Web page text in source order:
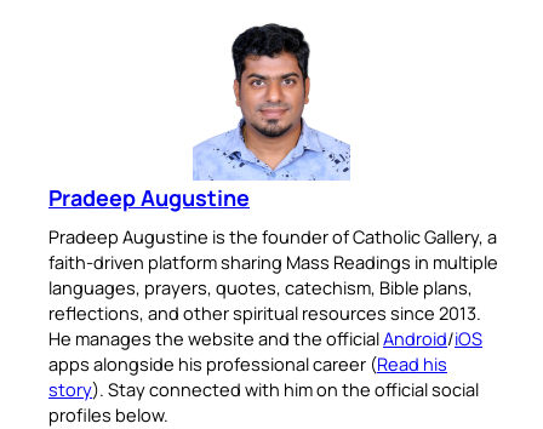
Pradeep Augustine
Pradeep Augustine is the founder of Catholic Gallery, a
faith-driven platform sharing Mass Readings in multiple
languages, prayers, quotes, catechism, Bible plans,
reflections, and other spiritual resources since 2013.
He manages the website and the officialAndroid/iOS
apps alongside his professional career (Read his
story). Stay connected with him on the official social
profiles below.